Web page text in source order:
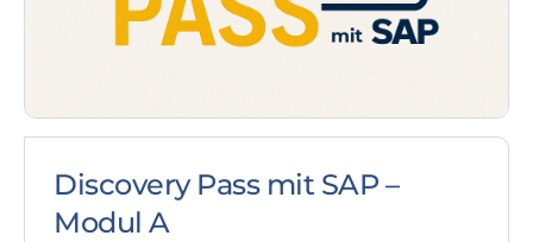
Discovery Pass mit SAP –
Modul A